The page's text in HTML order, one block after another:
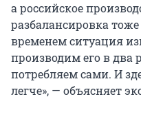
а российское
разбалансировка
временем ситуация
производим его в два
потребляем сами. И
легче», — объясняет